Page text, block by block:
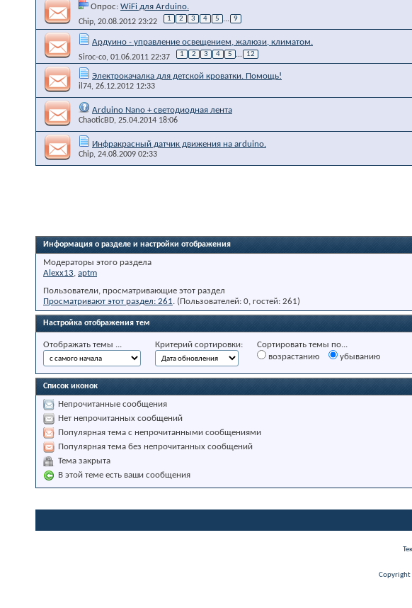
Опрос: WiFi для Arduino.
Chip, 20.08.2012 23:22 1 2 3 4 5 ... 9
Ардуино - управление освещением, жалюзи, климатом.
Siroc-co, 01.06.2011 22:37 1 2 3 4 5 ... 12
Электрокачалка для детской кроватки. Помощь!
il74, 26.12.2012 12:33
Arduino Nano + светодиодная лента
ChaoticBD, 25.04.2014 18:06
Инфракрасный датчик движения на arduino.
Chip, 24.08.2009 02:33
Информация о разделе и настройки отображения
Модераторы этого раздела
Alexx13, aptm
Пользователи, просматривающие этот раздел
Просматривают этот раздел: 261. (Пользователей: 0, гостей: 261)
Настройка отображения тем
Отображать темы ... Критерий сортировки:
Сортировать темы по...
возрастанию
убыванию
Список иконок
Непрочитанные сообщения
Нет непрочитанных сообщений
Популярная тема с непрочитанными сообщениями
Популярная тема без непрочитанных сообщений
Тема закрыта
В этой теме есть ваши сообщения
Copyright